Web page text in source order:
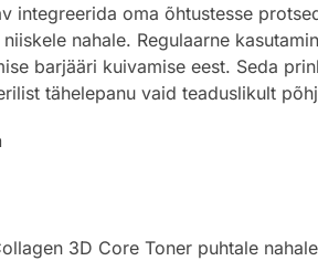
integreerida oma õhtustesse
nahale. Regulaarne
barjääri kuivamise eest. Seda
tähelepanu vaid teaduslikult
3D Core Toner puhtale